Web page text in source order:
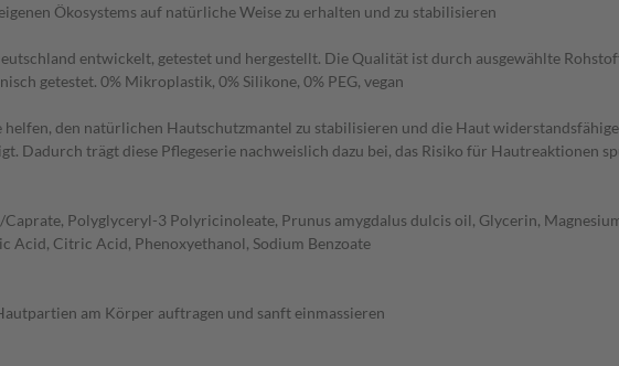
Ökosystems auf natürliche Weise zu erhalten und zu stabilisieren
entwickelt, getestet und hergestellt. Die Qualität ist durch ausgewählte
getestet. 0% Mikroplastik, 0% Silikone, 0% PEG, vegan
helfen, den natürlichen Hautschutzmantel zu stabilisieren und die Haut
Dadurch trägt diese Pflegeserie nachweislich dazu bei, das Risiko für Hautreaktionen
Polyglyceryl-3 Polyricinoleate, Prunus amygdalus dulcis oil, Glycerin,
Acid, Citric Acid, Phenoxyethanol, Sodium Benzoate
am Körper auftragen und sanft einmassieren